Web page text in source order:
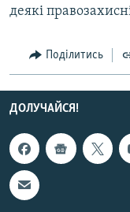
РУС
УКР
КТАТ
деякі
Поділитись
ДОЛУЧАЙСЯ!